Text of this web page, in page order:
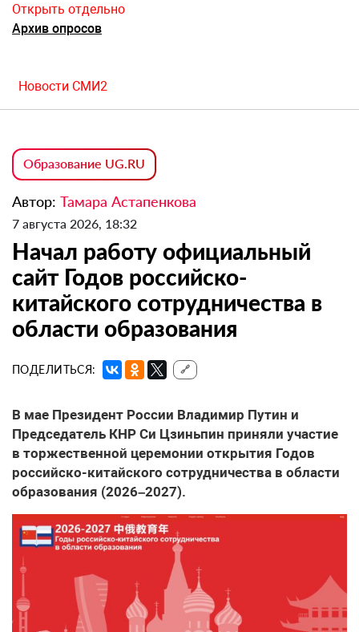
Открыть отдельно
Архив опросов
Новости СМИ2
Образование UG.RU
Автор: Тамара Астапенкова
7 августа 2026, 18:32
Начал работу официальный
сайт Годов российско-
китайского сотрудничества в
области образования
ПОДЕЛИТЬСЯ: 🔗
В мае Президент России Владимир Путин и
Председатель КНР Си Цзиньпин приняли участие
в торжественной церемонии открытия Годов
российско-китайского сотрудничества в области
образования (2026–2027).